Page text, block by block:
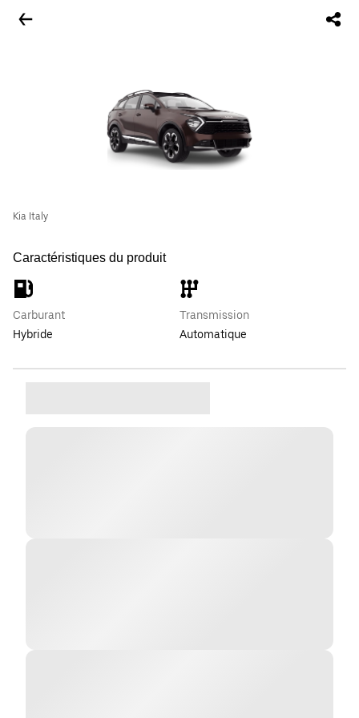
Kia Italy
Caractéristiques du produit
Carburant
Hybride
Transmission
Automatique